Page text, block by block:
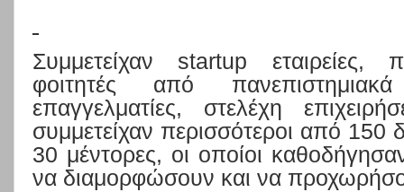
Συμμετείχαν startup εταιρείες,
φοιτητές από
επαγγελματίες, στελέχη
συμμετείχαν περισσότεροι από 150
30 μέντορες, οι οποίοι
να διαμορφώσουν και να